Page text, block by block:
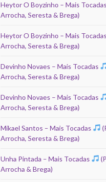
Heytor O Boyzinho – Mais Tocadas
Arrocha, Seresta & Brega)
Heytor O Boyzinho – Mais Tocadas
Arrocha, Seresta & Brega)
Devinho Novaes – Mais Tocadas
Arrocha, Seresta & Brega)
Devinho Novaes – Mais Tocadas
Arrocha, Seresta & Brega)
Mikael Santos – Mais Tocadas
Arrocha, Seresta & Brega)
Unha Pintada – Mais Tocadas
Arrocha & Brega)